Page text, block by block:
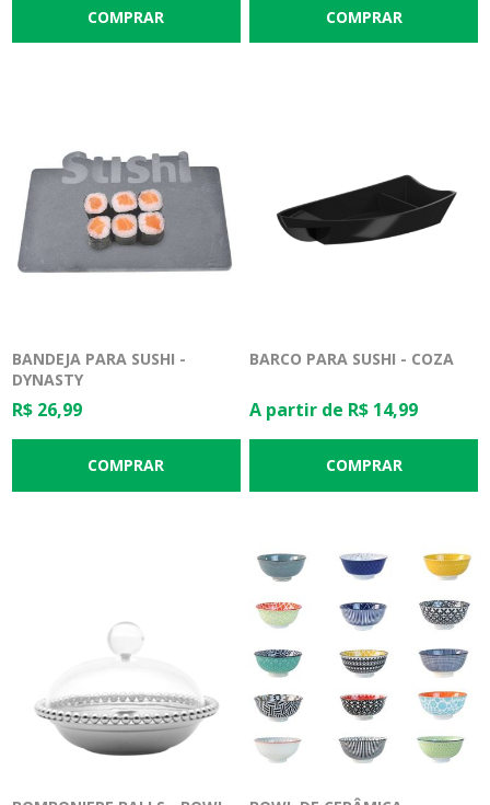
BANDEJA PARA SUSHI -
DYNASTY
R$ 26,99
BARCO PARA SUSHI - COZA
A partir de R$ 14,99